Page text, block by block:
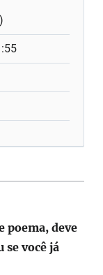
poema, deve
se você já